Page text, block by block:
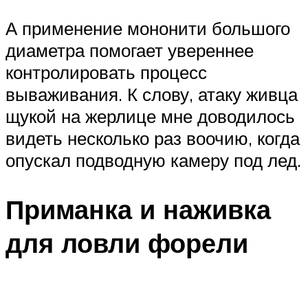
А применение мононити большого
диаметра помогает увереннее
контролировать процесс
вываживания. К слову, атаку живца
щукой на жерлице мне доводилось
видеть несколько раз воочию, когда
опускал подводную камеру под лед.
Приманка и наживка
для ловли форели